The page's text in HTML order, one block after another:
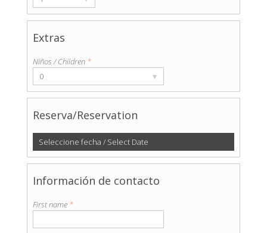
Extras
Niños / Children *
0
▾
Reserva/Reservation
Seleccione fecha / Select Date
Información de contacto
First name *